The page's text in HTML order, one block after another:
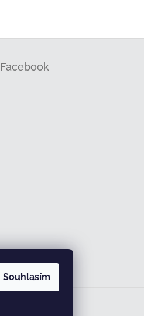
Souhlasím
Facebook